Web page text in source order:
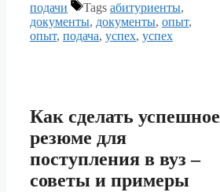
подачи
Tags абитуриенты,
документы, документы, опыт,
опыт, подача, успех, успех
Как сделать успешное
резюме для
поступления в вуз –
советы и примеры